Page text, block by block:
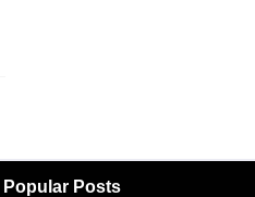
Popular Posts